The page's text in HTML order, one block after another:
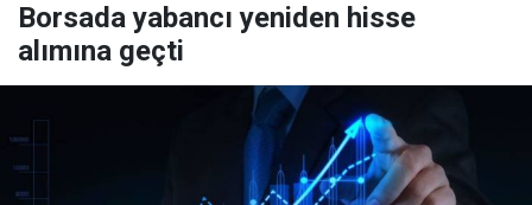
Borsada yabancı yeniden hisse
alımına geçti